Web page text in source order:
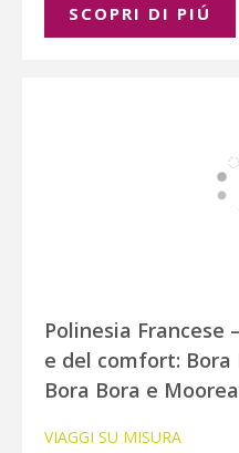
SCOPRI DI PIÚ
Polinesia Francese
e del comfort: Bora
Bora Bora e Moorea
VIAGGI SU MISURA